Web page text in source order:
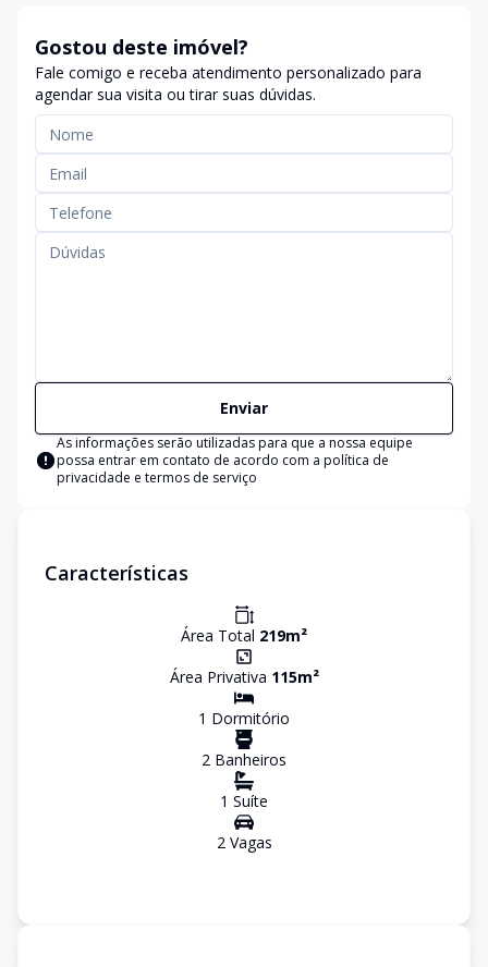
Gostou deste imóvel?
Fale comigo e receba atendimento personalizado para
agendar sua visita ou tirar suas dúvidas.
Enviar
As informações serão utilizadas para que a nossa equipe
possa entrar em contato de acordo com a política de
privacidade e termos de serviço
Características
Área Total 219m²
Área Privativa 115m²
1 Dormitório
2 Banheiros
1 Suíte
2Vagas